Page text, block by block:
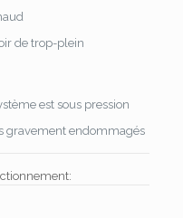
de trop-plein
est sous pression
gravement endommagés